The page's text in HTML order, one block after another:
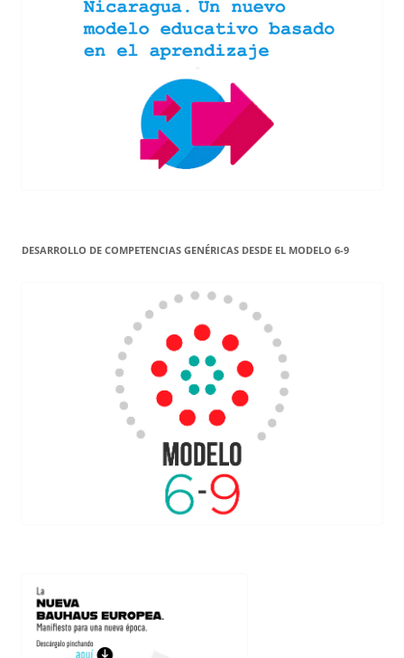
DESARROLLO DE COMPETENCIAS GENÉRICAS DESDE EL MODELO 6-9